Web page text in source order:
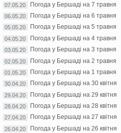
07.05.20 Погода у Бершаді на 7 травня
06.05.20 Погода у Бершаді на 6 травня
05.05.20 Погода у Бершаді на 5 травня
04.05.20 Погода у Бершаді на 4 травня
03.05.20 Погода у Бершаді на 3 травня
02.05.20 Погода у Бершаді на 2 травня
01.05.20 Погода у Бершаді на 1 травня
30.04.20 Погода у Бершаді на 30 квітня
29.04.20 Погода у Бершаді на 29 квітня
28.04.20 Погода у Бершаді на 28 квітня
27.04.20 Погода у Бершаді на 27 квітня
26.04.20 Погода у Бершаді на 26 квітня